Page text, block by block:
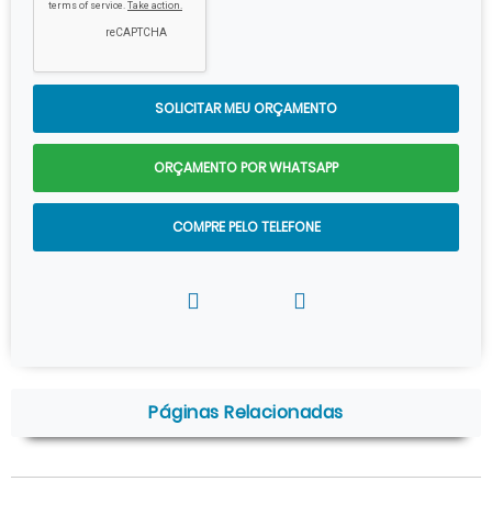
SOLICITAR MEU ORÇAMENTO
ORÇAMENTO POR WHATSAPP
COMPRE PELO TELEFONE
Páginas Relacionadas